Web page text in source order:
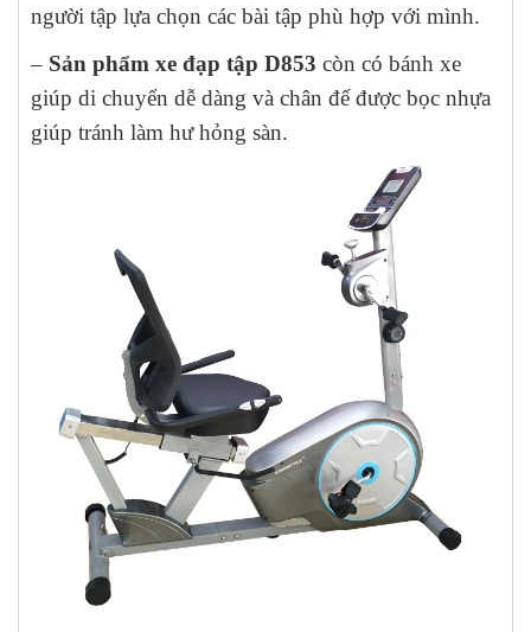
người tập lựa chọn các bài tập phù hợp với mình.
– Sản phẩm xe đạp tập D853 còn có bánh xe
giúp di chuyển dễ dàng và chân đế được bọc nhựa
giúp tránh làm hư hỏng sàn.